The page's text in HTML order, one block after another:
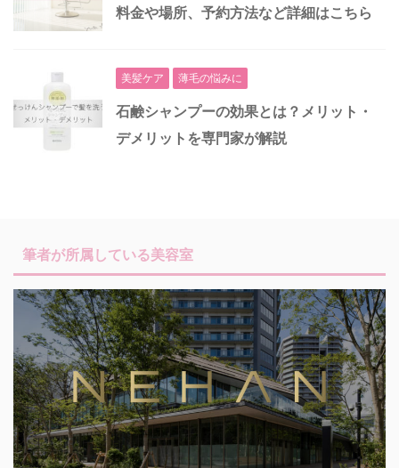
料金や場所、予約方法など詳細はこちら
美髪ケア 薄毛の悩みに
石鹸シャンプーの効果とは？メリット・
デメリットを専門家が解説
筆者が所属している美容室